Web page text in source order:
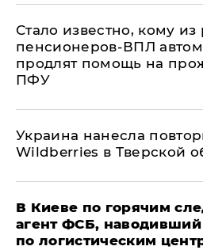
Стало известно, кому
пенсионеров-ВПЛ
продлят помощь на
ПФУ
Украина нанесла
Wildberries в Тверской
В Киеве по горячим
агент ФСБ, наводивший
по логистическим